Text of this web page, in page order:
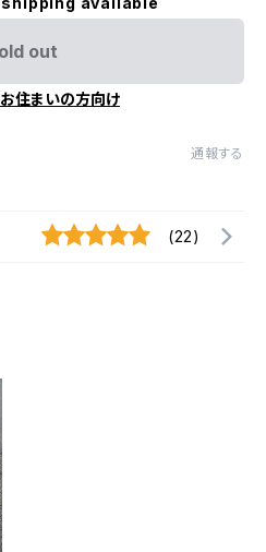
out
住まいの方向け
通報する
(22)